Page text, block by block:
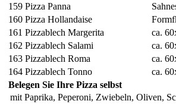
159 Pizza Panna
160 Pizza Hollandaise
161 Pizzablech Margerita
ca.
162 Pizzablech Salami
ca.
163 Pizzablech Roma
ca.
164 Pizzablech Tonno
ca.
Belegen Sie Ihre Pizza selbst
mit Paprika, Peperoni, Zwiebeln, Oliven,